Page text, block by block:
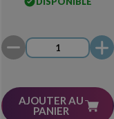
AJOUTER AU
PANIER